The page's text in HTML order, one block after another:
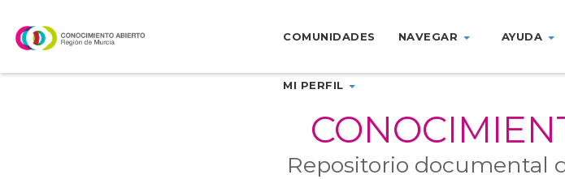
navigation
COMUNIDADES NAVEGAR AYUDA
MI PERFIL
Repositorio documental